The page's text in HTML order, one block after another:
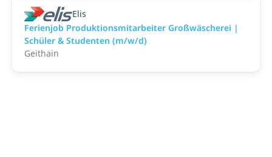
Elis
Ferienjob Produktionsmitarbeiter Großwäscherei |
Schüler & Studenten (m/w/d)
Geithain